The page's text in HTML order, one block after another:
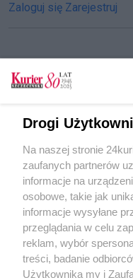
Zaloguj się Zarejestruj
CZYTAJ TAKŻE
Sonda. UE i
Nowe regulacje UE.
złom?
POGODA
19℃
Drogi
Na naszej stronie
zaufanych partnerów
informacje na
osobowe, takie jak
informacje wysyłane
przeglądania w celu
reklam, wybór
treści, badanie
Użytkownika my i